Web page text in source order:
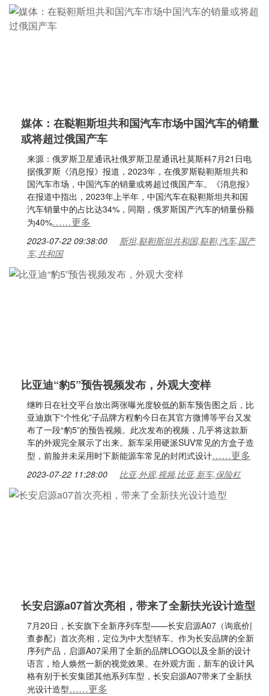
媒体：在鞑靼斯坦共和国汽车市场中国汽车的销量
或将超过俄国产车
来源：俄罗斯卫星通讯社俄罗斯卫星通讯社莫斯科7月21日电
据俄罗斯《消息报》报道，2023年，在俄罗斯鞑靼斯坦共和
国汽车市场，中国汽车的销量或将超过俄国产车。《消息报》
在报道中指出，2023年上半年，中国汽车在鞑靼斯坦共和国
汽车销量中的占比达34%，同期，俄罗斯国产汽车的销量份额
为40%……更多
2023-07-22 09:38:00
斯坦,鞑靼斯坦共和国,鞑靼,汽车,国产
车,共和国
比亚迪“豹5”预告视频发布，外观大变样
继昨日在社交平台放出两张曝光度较低的新车预告图之后，比
亚迪旗下“个性化”子品牌方程豹今日在其官方微博等平台又发
布了一段“豹5”的预告视频。此次发布的视频，几乎将这款新
车的外观完全展示了出来。新车采用硬派SUV常见的方盒子造
型，前脸并未采用时下新能源车常见的封闭式设计……更多
2023-07-22 11:28:00 比亚,外观,视频,比亚,新车,保险杠
长安启源a07首次亮相，带来了全新扶光设计造型
7月20日，长安旗下全新序列车型——长安启源A07（询底价|
查参配）首次亮相，定位为中大型轿车。作为长安品牌的全新
序列产品，启源A07采用了全新的品牌LOGO以及全新的设计
语言，给人焕然一新的视觉效果。在外观方面，新车的设计风
格有别于长安集团其他系列车型，长安启源A07带来了全新扶
光设计造型……更多